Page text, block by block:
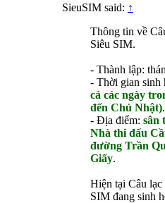
SieuSIM said: ↑
Thông tin về
Siêu SIM.
- Thành lập:
- Thời gian sinh
cả các ngày
đến Chủ Nhật).
- Địa điểm: sân
Nhà thi đấu
đường Trần
Giấy.
Hiện tại Câu lạc
SIM đang sinh